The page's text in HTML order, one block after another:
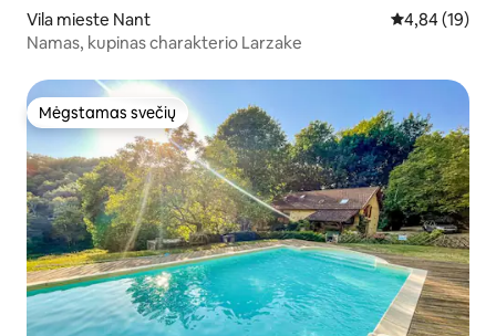
Vila mieste Nant Vidutinis
4,84 (19)
Namas, kupinas charakterio Larzake
Mėgstamas svečių
Mėgstamas svečių